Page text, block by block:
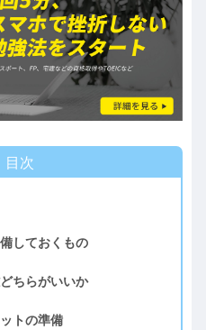
目次
しておくもの
ちらがいいか
トの準備